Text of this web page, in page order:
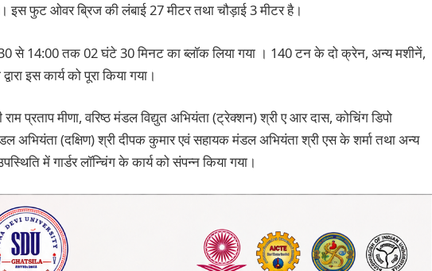
इस फुट ओवर ब्रिज की लंबाई 27 मीटर तथा चौड़ाई 3 मीटर है।
से 14:00 तक 02 घंटे 30 मिनट का ब्लॉक लिया गया । 140 टन के दो क्रेन, अन्य मशीनें,
इस कार्य को पूरा किया गया।
प्रताप मीणा, वरिष्ठ मंडल विद्युत अभियंता (ट्रेक्शन) श्री ए आर दास, कोचिंग डिपो
अभियंता (दक्षिण) श्री दीपक कुमार एवं सहायक मंडल अभियंता श्री एस के शर्मा तथा अन्य
में गार्डर लॉन्चिंग के कार्य को संपन्न किया गया।